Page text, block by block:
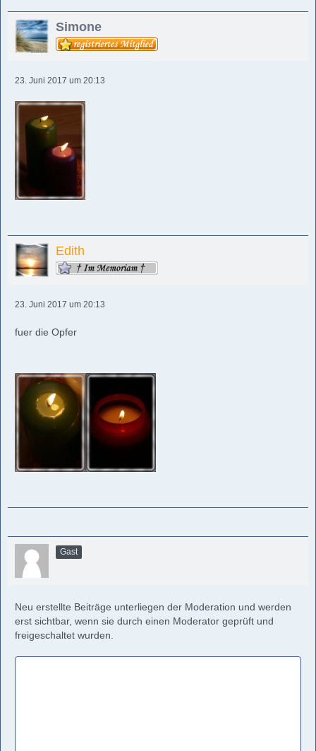
Simone
23. Juni 2017 um 20:13
Edith
23. Juni 2017 um 20:13
fuer die Opfer
Gast
Neu erstellte Beiträge unterliegen der Moderation und werden
erst sichtbar, wenn sie durch einen Moderator geprüft und
freigeschaltet wurden.